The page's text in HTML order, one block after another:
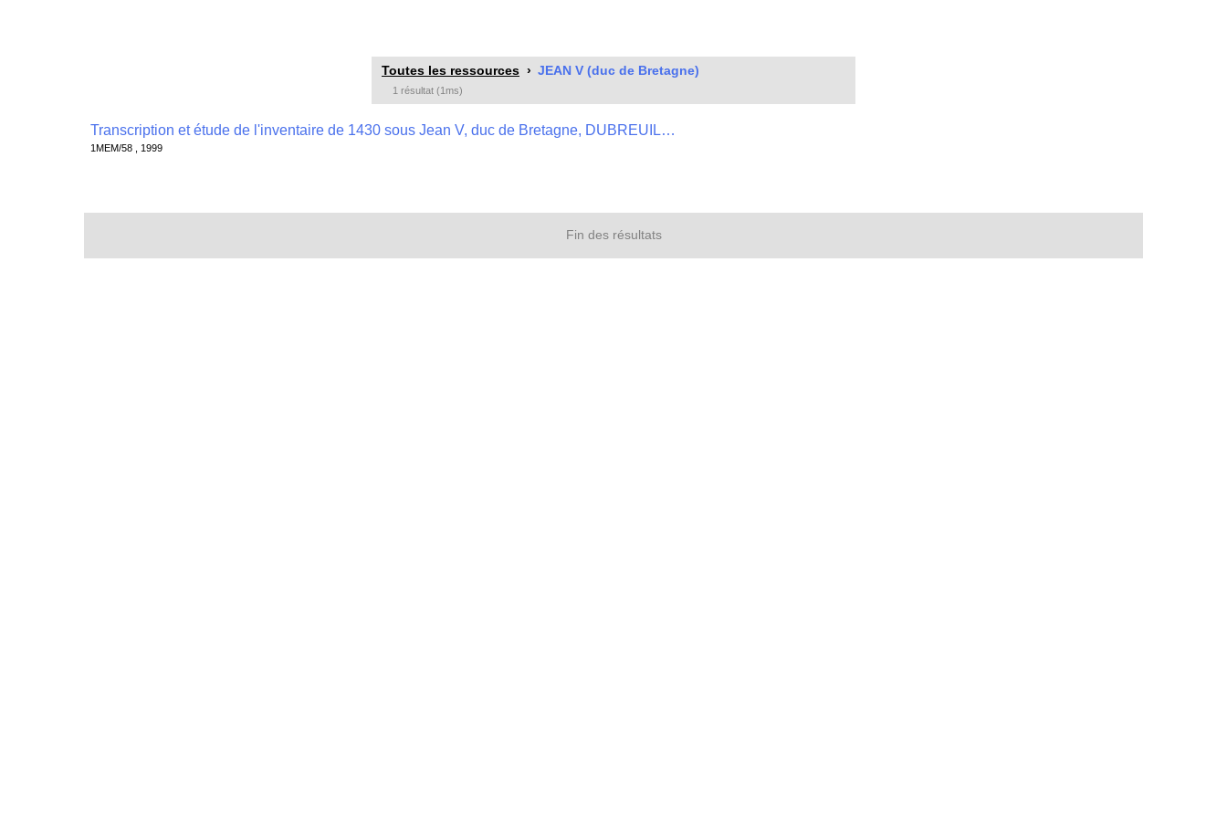
Toutes les ressources JEAN V (duc de Bretagne)
1 résultat (1ms)
Transcription et étude de l'inventaire de 1430 sous Jean V, duc de Bretagne, DUBREUIL-LE GOUEFFLEC Maëlle, TER d'histoire médiévale, Brest, 1999, 231 p. , 1MEM/58
1MEM/58 , 1999
Fin des résultats